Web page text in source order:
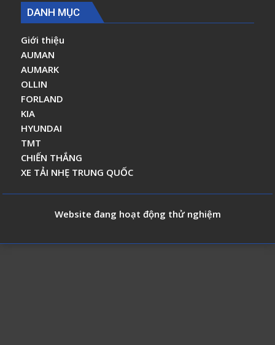
DANH MỤC
Giới thiệu
AUMAN
AUMARK
OLLIN
FORLAND
KIA
HYUNDAI
TMT
CHIẾN THẮNG
XE TẢI NHẸ TRUNG QUỐC
Website đang hoạt động thử nghiệm